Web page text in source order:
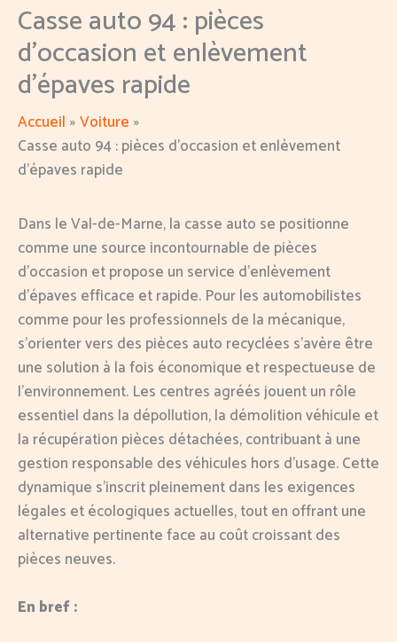
Casse auto 94 : pièces
d’occasion et enlèvement
d’épaves rapide
Accueil
Voiture
Casse auto 94 : pièces d’occasion et enlèvement
d’épaves rapide
Dans le Val-de-Marne, la casse auto se positionne
comme une source incontournable de pièces
d’occasion et propose un service d’enlèvement
d’épaves efficace et rapide. Pour les automobilistes
comme pour les professionnels de la mécanique,
s’orienter vers des pièces auto recyclées s’avère être
une solution à la fois économique et respectueuse de
l’environnement. Les centres agréés jouent un rôle
essentiel dans la dépollution, la démolition véhicule et
la récupération pièces détachées, contribuant à une
gestion responsable des véhicules hors d’usage. Cette
dynamique s’inscrit pleinement dans les exigences
légales et écologiques actuelles, tout en offrant une
alternative pertinente face au coût croissant des
pièces neuves.
En bref :